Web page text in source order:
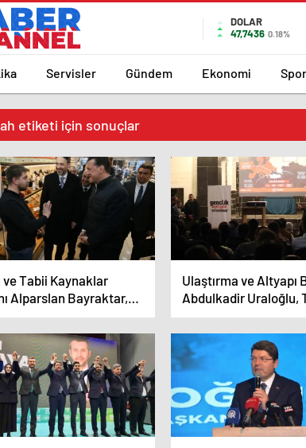
DOLAR
47,7436 0.18%
Servisler Gündem Ekonomi Spor
etiketi için sonuçlar
ve Tabii Kaynaklar
Alparslan Bayraktar,
dünya klasmanında
sokacak faaliyetlerden
Ulaştırma ve Altyapı
Abdulkadir Uraloğlu,
6A Uydusunun Uzaya
Gönderileceğini